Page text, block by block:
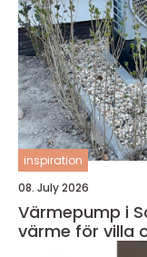
inspiration
08. July 2026
Värmepump i
värme för villa